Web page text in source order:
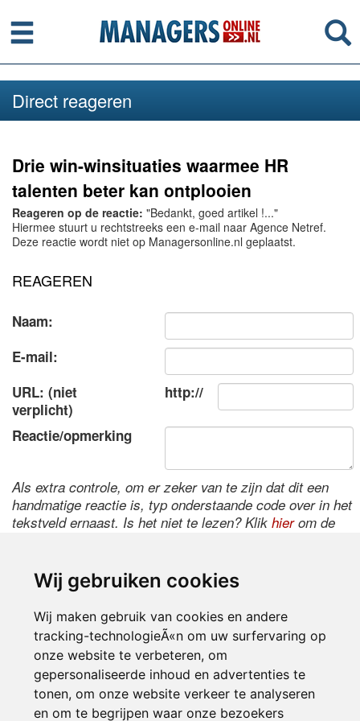
Wij gebruiken cookies
Wij maken gebruik van cookies en andere
tracking-technologieÃ«n om uw surfervaring op
onze website te verbeteren, om
gepersonaliseerde inhoud en advertenties te
tonen, om onze website verkeer te analyseren
en om te begrijpen waar onze bezoekers
Menu
Direct reageren
Drie win-winsituaties waarmee HR
talenten beter kan ontplooien
Reageren op de reactie: "Bedankt, goed artikel !..."
Hiermee stuurt u rechtstreeks een e-mail naar Agence Netref.
Deze reactie wordt niet op Managersonline.nl geplaatst.
REAGEREN
Naam:
E-mail:
URL: (niet
verplicht)
http://
Reactie/opmerking
Als extra controle, om er zeker van te zijn dat dit een
handmatige reactie is, typ onderstaande code over in het
tekstveld ernaast. Is het niet te lezen? Klik hierom de
Inloggen